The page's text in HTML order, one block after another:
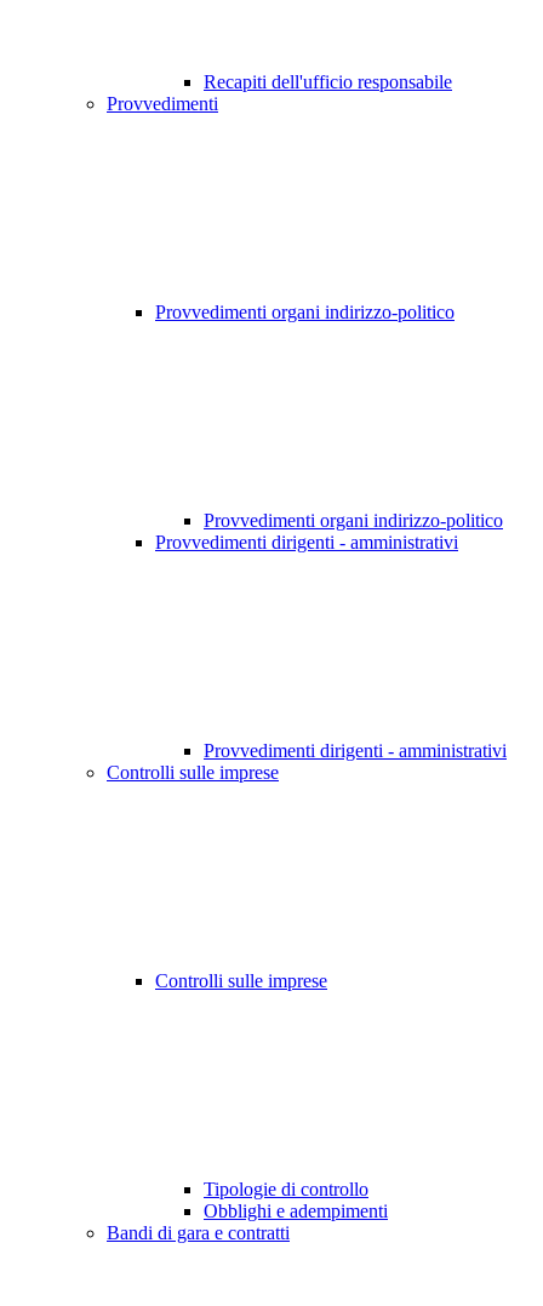
Recapiti dell'ufficio responsabile
Provvedimenti
Provvedimenti organi indirizzo-politico
Provvedimenti organi indirizzo-politico
Provvedimenti dirigenti - amministrativi
Provvedimenti dirigenti - amministrativi
Controlli sulle imprese
Controlli sulle imprese
Tipologie di controllo
Obblighi e adempimenti
Bandi di gara e contratti